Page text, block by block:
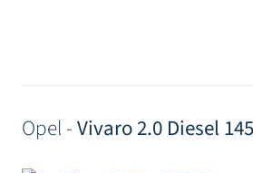
Opel -Vivaro 2.0 Diesel